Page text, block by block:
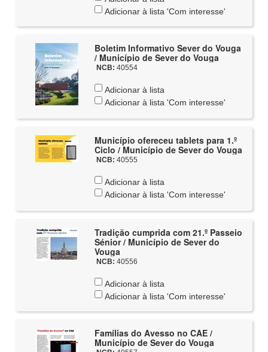
Adicionar à lista 'Com interesse'
Boletim Informativo Sever do Vouga
/ Município de Sever do Vouga
NCB: 40554
Adicionar à lista
Adicionar à lista 'Com interesse'
Município ofereceu tablets para 1.º
Ciclo / Município de Sever do Vouga
NCB: 40555
Adicionar à lista
Adicionar à lista 'Com interesse'
Tradição cumprida com 21.º Passeio
Sénior / Município de Sever do
Vouga
NCB: 40556
Adicionar à lista
Adicionar à lista 'Com interesse'
Famílias do Avesso no CAE /
Município de Sever do Vouga